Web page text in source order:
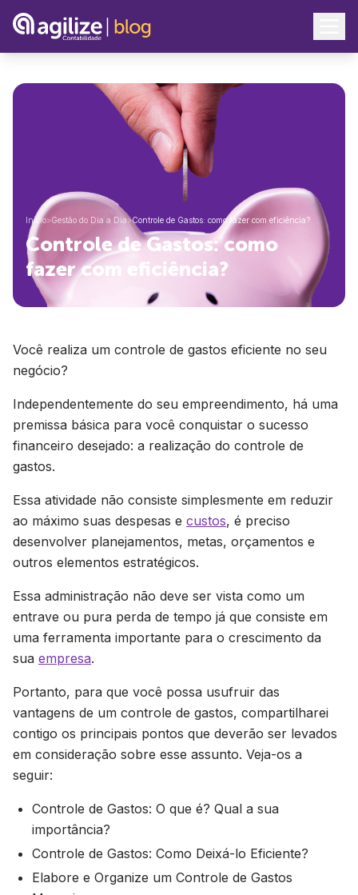
Início>Gestão do Dia a Dia>Controle de Gastos: como fazer com eficiência?
Controle de Gastos: como
fazer com eficiência?
Você realiza um controle de gastos eficiente no seu
negócio?
Independentemente do seu empreendimento, há uma
premissa básica para você conquistar o sucesso
financeiro desejado: a realização do controle de
gastos.
Essa atividade não consiste simplesmente em reduzir
ao máximo suas despesas e custos, é preciso
desenvolver planejamentos, metas, orçamentos e
outros elementos estratégicos.
Essa administração não deve ser vista como um
entrave ou pura perda de tempo já que consiste em
uma ferramenta importante para o crescimento da
sua empresa.
Portanto, para que você possa usufruir das
vantagens de um controle de gastos, compartilharei
contigo os principais pontos que deverão ser levados
em consideração sobre esse assunto. Veja-os a
seguir:
Controle de Gastos: O que é? Qual a sua
importância?
Controle de Gastos: Como Deixá-lo Eficiente?
Elabore e Organize um Controle de Gastos